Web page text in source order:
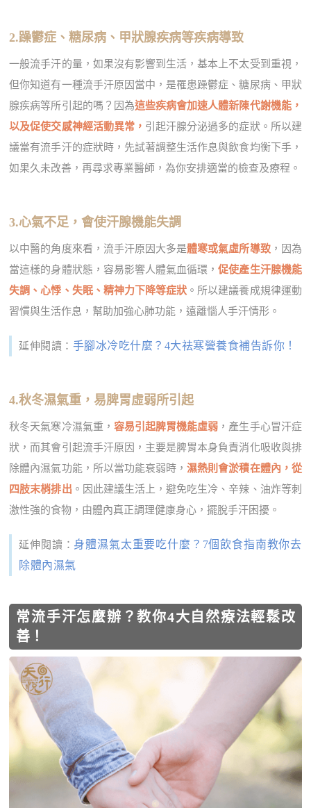
2.躁鬱症、糖尿病、甲狀腺疾病等疾病導致
一般流手汗的量，如果沒有影響到生活，基本上不太受到重視，
但你知道有一種流手汗原因當中，是罹患躁鬱症、糖尿病、甲狀
腺疾病等所引起的嗎？因為這些疾病會加速人體新陳代謝機能，
以及促使交感神經活動異常， 引起汗腺分泌過多的症狀。所以建
議當有流手汗的症狀時，先試著調整生活作息與飲食均衡下手，
如果久未改善，再尋求專業醫師，為你安排適當的檢查及療程。
3.心氣不足，會使汗腺機能失調
以中醫的角度來看，流手汗原因大多是體寒或氣虛所導致，因為
當這樣的身體狀態，容易影響人體氣血循環，促使產生汗腺機能
失調、心悸、失眠、精神力下降等症狀 。所以建議養成規律運動
習慣與生活作息，幫助加強心肺功能，遠離惱人手汗情形。
延伸閱讀： 手腳冰冷吃什麼？4大祛寒營養食補告訴你！
4.秋冬濕氣重，易脾胃虛弱所引起
秋冬天氣寒冷濕氣重， 容易引起脾胃機能虛弱 ，產生手心冒汗症
狀，而其會引起流手汗原因，主要是脾胃本身負責消化吸收與排
除體內濕氣功能，所以當功能衰弱時，濕熱則會淤積在體內，從
四肢末梢排出 。因此建議生活上，避免吃生冷、辛辣、油炸等刺
激性強的食物，由體內真正調理健康身心，擺脫手汗困擾。
延伸閱讀： 身體濕氣太重要吃什麼？7個飲食指南教你去
除體內濕氣
常流手汗怎麼辦？教你4大自然療法輕鬆改
善！